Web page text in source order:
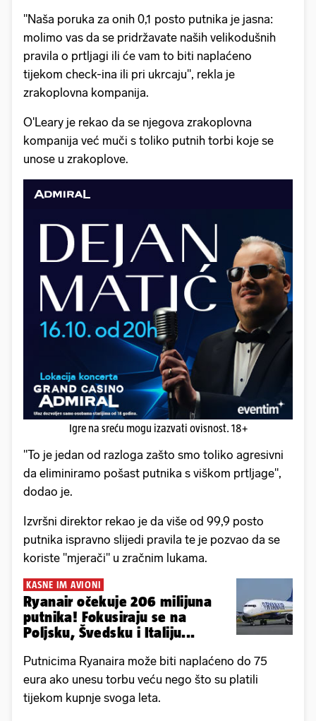
"Naša poruka za onih 0,1 posto putnika je jasna:
molimo vas da se pridržavate naših velikodušnih
pravila o prtljagi ili će vam to biti naplaćeno
tijekom check-ina ili pri ukrcaju", rekla je
zrakoplovna kompanija.
O'Leary je rekao da se njegova zrakoplovna
kompanija već muči s toliko putnih torbi koje se
unose u zrakoplove.
Igre na sreću mogu izazvati ovisnost. 18+
"To je jedan od razloga zašto smo toliko agresivni
da eliminiramo pošast putnika s viškom prtljage",
dodao je.
Izvršni direktor rekao je da više od 99,9 posto
putnika ispravno slijedi pravila te je pozvao da se
koriste "mjerači" u zračnim lukama.
KASNE IM AVIONI
Ryanair očekuje 206 milijuna
putnika! Fokusiraju se na
Poljsku, Švedsku i Italiju...
Putnicima Ryanaira može biti naplaćeno do 75
eura ako unesu torbu veću nego što su platili
tijekom kupnje svoga leta.